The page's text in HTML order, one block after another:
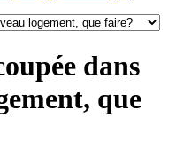
dans
que